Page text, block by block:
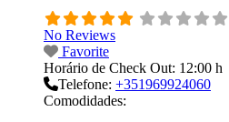
No Reviews
Favorite
Horário de Check Out: 12:00 h
Telefone: +351969924060
Comodidades: